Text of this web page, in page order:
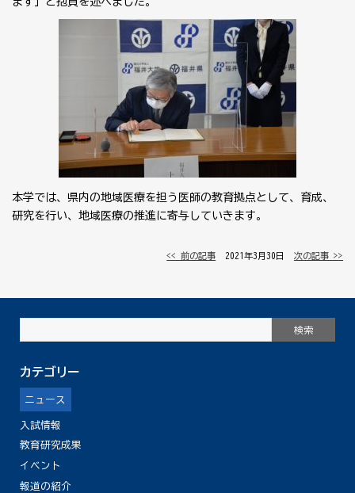
本学では、県内の地域医療を担う医師の教育拠点として、育成、
研究を行い、地域医療の推進に寄与していきます。
<< 前の記事 │ 2021年3月30日 │次の記事 >>
カテゴリー
ニュース
入試情報
教育研究成果
イベント
報道の紹介